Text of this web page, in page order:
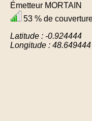
Émetteur MORTAIN
53 % de
Latitude : -0.924444
Longitude : 48.649444